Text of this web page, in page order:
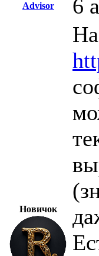
Advisor 6
Новичок